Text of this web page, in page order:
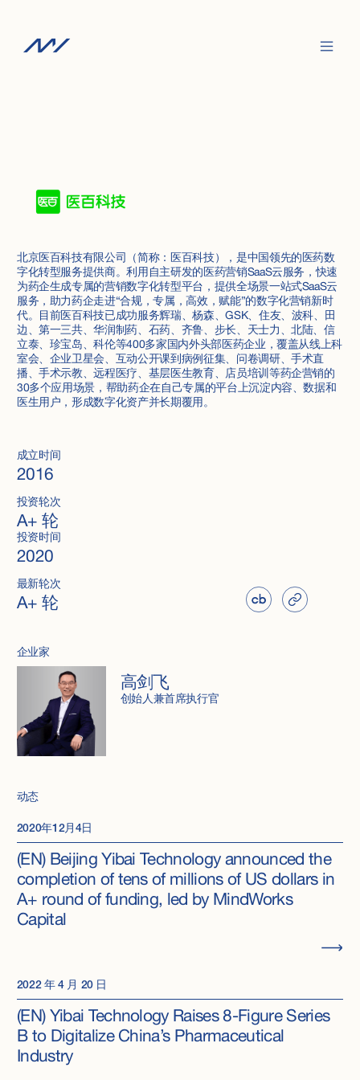
北京医百科技有限公司（简称：医百科技），是中国领先的医药数
字化转型服务提供商。利用自主研发的医药营销SaaS云服务，快速
为药企生成专属的营销数字化转型平台，提供全场景一站式SaaS云
服务，助力药企走进“合规，专属，高效，赋能”的数字化营销新时
代。目前医百科技已成功服务辉瑞、杨森、GSK、住友、波科、田
边、第一三共、华润制药、石药、齐鲁、步长、天士力、北陆、信
立泰、珍宝岛、科伦等400多家国内外头部医药企业，覆盖从线上科
室会、企业卫星会、互动公开课到病例征集、问卷调研、手术直
播、手术示教、远程医疗、基层医生教育、店员培训等药企营销的
30多个应用场景，帮助药企在自己专属的平台上沉淀内容、数据和
医生用户，形成数字化资产并长期覆用。
成立时间
2016
投资轮次
A+ 轮
投资时间
2020
最新轮次
A+ 轮
企业家
高剑飞
创始人兼首席执行官
动态
2020年12月4日
(EN) Beijing Yibai Technology announced the
completion of tens of millions of US dollars in
A+ round of funding, led by MindWorks
Capital
2022 年 4 月 20 日
(EN) Yibai Technology Raises 8-Figure Series
B to Digitalize China’s Pharmaceutical
Industry